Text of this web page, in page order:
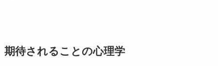
期待されることの心理学